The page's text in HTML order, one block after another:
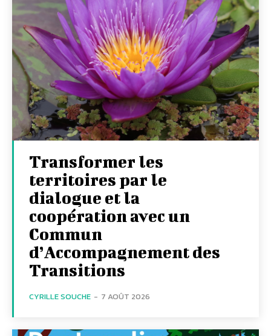
Transformer les
territoires par le
dialogue et la
coopération avec un
Commun
d’Accompagnement des
Transitions
CYRILLE SOUCHE - 7 AOÛT 2026